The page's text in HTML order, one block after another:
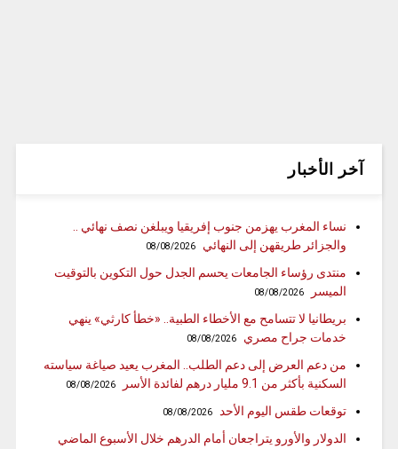
آخر الأخبار
نساء المغرب يهزمن جنوب إفريقيا ويبلغن نصف نهائي ..
والجزائر طريقهن إلى النهائي
08/08/2026
منتدى رؤساء الجامعات يحسم الجدل حول التكوين بالتوقيت
الميسر
08/08/2026
بريطانيا لا تتسامح مع الأخطاء الطبية.. «خطأ كارثي» ينهي
خدمات جراح مصري
08/08/2026
من دعم العرض إلى دعم الطلب.. المغرب يعيد صياغة سياسته
السكنية بأكثر من 9.1 مليار درهم لفائدة الأسر
08/08/2026
توقعات طقس اليوم الأحد 08/08/2026
الدولار والأورو يتراجعان أمام الدرهم خلال الأسبوع الماضي